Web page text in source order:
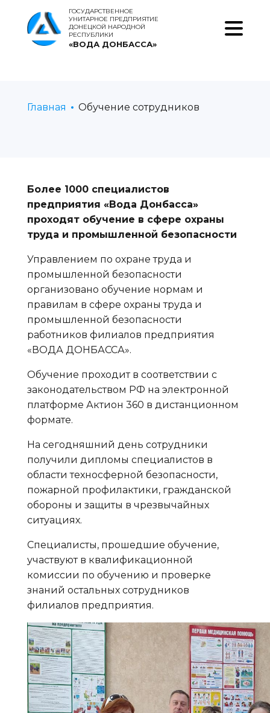
ГОСУДАРСТВЕННОЕ
УНИТАРНОЕ ПРЕДПРИЯТИЕ
ДОНЕЦКОЙ НАРОДНОЙ
РЕСПУБЛИКИ
«ВОДА ДОНБАССА»
Главная Обучение сотрудников
Более 1000 специалистов
предприятия «Вода Донбасса»
проходят обучение в сфере охраны
труда и промышленной безопасности
Управлением по охране труда и
промышленной безопасности
организовано обучение нормам и
правилам в сфере охраны труда и
промышленной безопасности
работников филиалов предприятия
«ВОДА ДОНБАССА».
Обучение проходит в соответствии с
законодательством РФ на электронной
платформе Актион 360 в дистанционном
формате.
На сегодняшний день сотрудники
получили дипломы специалистов в
области техносферной безопасности,
пожарной профилактики, гражданской
обороны и защиты в чрезвычайных
ситуациях.
Специалисты, прошедшие обучение,
участвуют в квалификационной
комиссии по обучению и проверке
знаний остальных сотрудников
филиалов предприятия.